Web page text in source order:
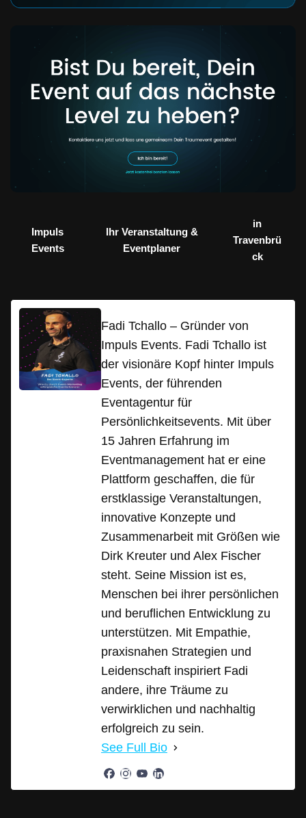
Impuls
Events
Ihr Veranstaltung &
Eventplaner
in
Travenbrü
ck
Fadi Tchallo – Gründer von
Impuls Events. Fadi Tchallo ist
der visionäre Kopf hinter Impuls
Events, der führenden
Eventagentur für
Persönlichkeitsevents. Mit über
15 Jahren Erfahrung im
Eventmanagement hat er eine
Plattform geschaffen, die für
erstklassige Veranstaltungen,
innovative Konzepte und
Zusammenarbeit mit Größen wie
Dirk Kreuter und Alex Fischer
steht. Seine Mission ist es,
Menschen bei ihrer persönlichen
und beruflichen Entwicklung zu
unterstützen. Mit Empathie,
praxisnahen Strategien und
Leidenschaft inspiriert Fadi
andere, ihre Träume zu
verwirklichen und nachhaltig
erfolgreich zu sein.
See Full Bio